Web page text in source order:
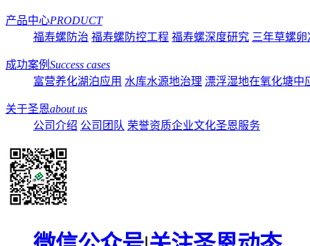
产品中心PRODUCT
福寿螺防治 福寿螺防控工程 福寿螺深度研究 三年草螺卵
成功案例 Success cases
富营养化湖泊应用 水库水源地治理 漂浮湿地在氧化塘中
关于圣恩about us
公司介绍 公司团队 荣誉资质企业文化圣恩服务